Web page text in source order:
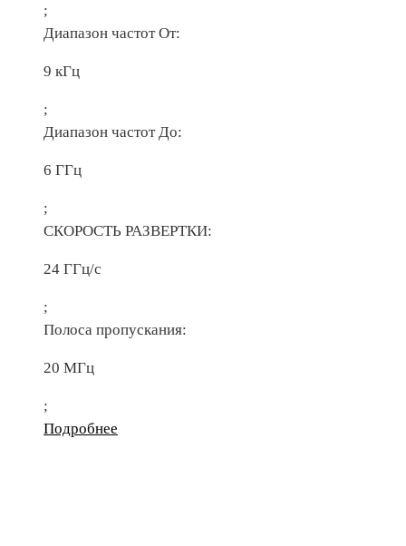
;
Диапазон частот От:
9 кГц
;
Диапазон частот До:
6 ГГц
;
СКОРОСТЬ РАЗВЕРТКИ:
24 ГГц/с
;
Полоса пропускания:
20 МГц
;
Подробнее